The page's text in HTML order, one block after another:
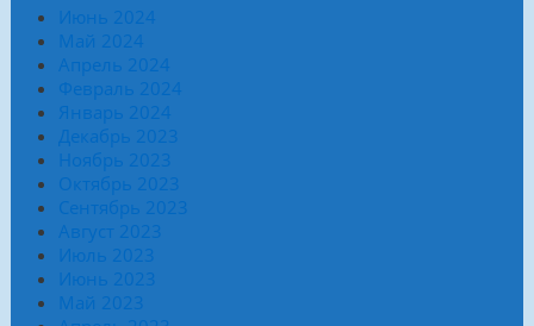
Июнь 2024
Май 2024
Апрель 2024
Февраль 2024
Январь 2024
Декабрь 2023
Ноябрь 2023
Октябрь 2023
Сентябрь 2023
Август 2023
Июль 2023
Июнь 2023
Май 2023